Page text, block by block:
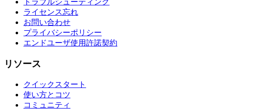
トラブルシューティング
ライセンス忘れ
お問い合わせ
プライバシーポリシー
エンドユーザ使用許諾契約
リソース
クイックスタート
使い方とコツ
コミュニティ